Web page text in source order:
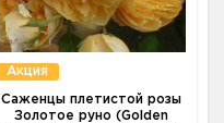
Акция
Саженцы плетистой розы
Золотое руно (Golden